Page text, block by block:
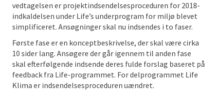
vedtagelsen er projektindsendelsesproceduren for 2018-
indkaldelsen under Life’s underprogram for miljø blevet
simplificeret. Ansøgninger skal nu indsendes i to faser.
Første fase er en konceptbeskrivelse, der skal være cirka
10 sider lang. Ansøgere der går igennem til anden fase
skal efterfølgende indsende deres fulde forslag baseret på
feedback fra Life-programmet. For delprogrammet Life
Klima er indsendelsesproceduren uændret.